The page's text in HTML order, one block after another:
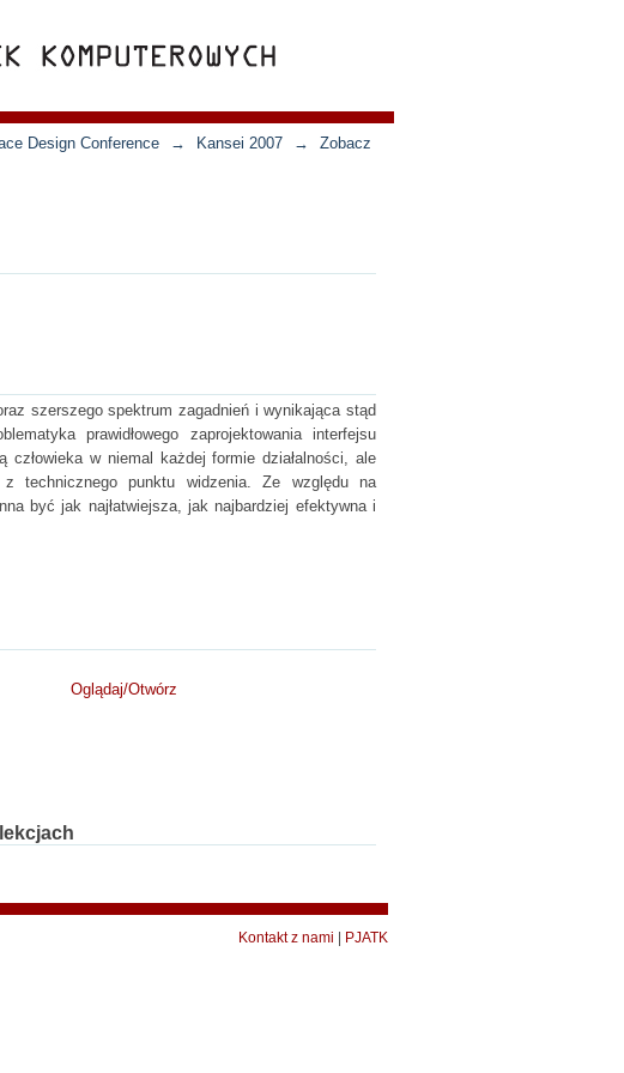
Design Conference → Kansei 2007 →
Zobacz
szerszego spektrum zagadnień i wynikająca stąd
prawidłowego zaprojektowania interfejsu
w niemal każdej formie działalności, ale
technicznego punktu widzenia. Ze względu na
być jak najłatwiejsza, jak najbardziej efektywna i
Oglądaj/Otwórz
Kontakt z nami PJATK